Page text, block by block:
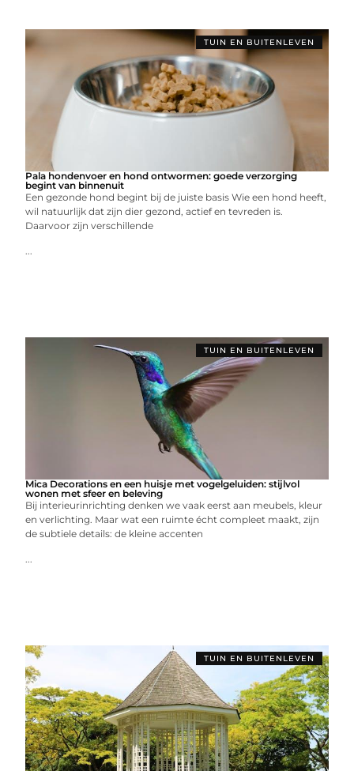
TUIN EN BUITENLEVEN
Pala hondenvoer en hond ontwormen: goede verzorging
begint van binnenuit
Een gezonde hond begint bij de juiste basis Wie een hond heeft,
wil natuurlijk dat zijn dier gezond, actief en tevreden is.
Daarvoor zijn verschillende
...
TUIN EN BUITENLEVEN
Mica Decorations en een huisje met vogelgeluiden: stijlvol
wonen met sfeer en beleving
Bij interieurinrichting denken we vaak eerst aan meubels, kleur
en verlichting. Maar wat een ruimte écht compleet maakt, zijn
de subtiele details: de kleine accenten
...
TUIN EN BUITENLEVEN